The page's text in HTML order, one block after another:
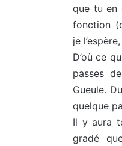
que tu en
fonction
je
D’où ce
passes
Gueule.
quelque
Il y aura
gradé